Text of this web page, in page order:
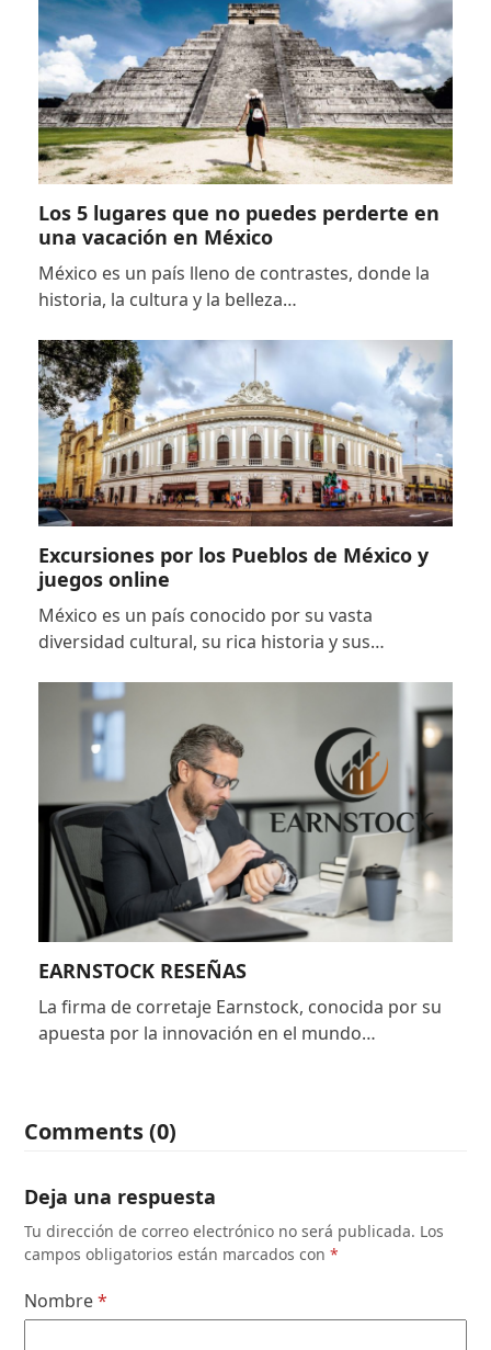
Los 5 lugares que no puedes perderte en
una vacación en México
México es un país lleno de contrastes, donde la
historia, la cultura y la belleza…
Excursiones por los Pueblos de México y
juegos online
México es un país conocido por su vasta
diversidad cultural, su rica historia y sus…
EARNSTOCK RESEÑAS
La firma de corretaje Earnstock, conocida por su
apuesta por la innovación en el mundo…
Comments (0)
Deja una respuesta
Tu dirección de correo electrónico no será publicada. Los
campos obligatorios están marcados con*
Nombre*